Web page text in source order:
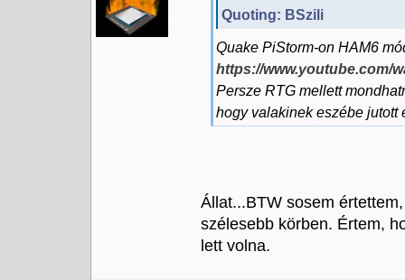
Quoting: BSzili
Quake PiStorm-on HAM6
https://www.youtube.com/
Persze RTG mellett
hogy valakinek eszébe jutott
Állat...BTW sosem
szélesebb körben. Értem,
lett volna.